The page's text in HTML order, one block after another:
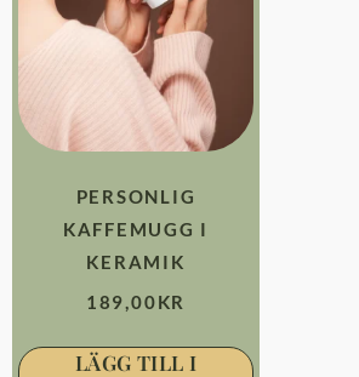
PERSONLIG
KAFFEMUGG I
KERAMIK
189,00KR
LÄGG TILL I